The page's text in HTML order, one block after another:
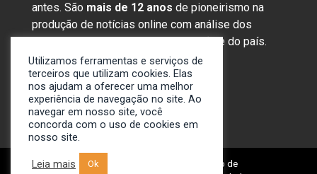
antes. São mais de 12 anos de pioneirismo na
produção de notícias online com análise dos
assuntos mais importantes da região e do país.
Sobre nós
Anunciar
Contato
© 2009-2024. Portal Novo Momento de
Utilizamos ferramentas e serviços de
terceiros que utilizam cookies. Elas
nos ajudam a oferecer uma melhor
experiência de navegação no site. Ao
navegar em nosso site, você
concorda com o uso de cookies em
nosso site.
Leia mais Ok